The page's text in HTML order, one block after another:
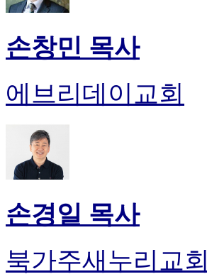
손창민 목사
에브리데이교회
손경일 목사
북가주새누리교회